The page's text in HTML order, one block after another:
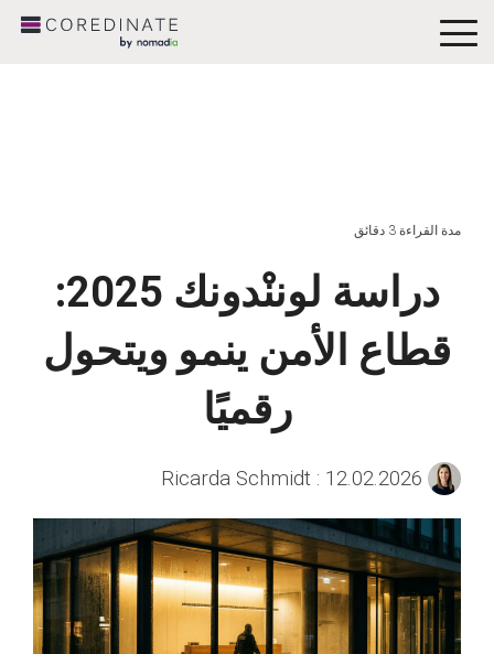
مدة القراءة 3 دقائق
دراسة لوننْدونك 2025:
قطاع الأمن ينمو ويتحول
رقميًا
: 12.02.2026